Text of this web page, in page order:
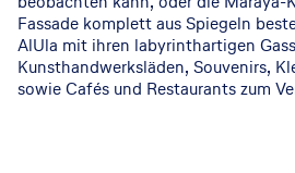
Fassade komplett aus Spiegeln
AlUla mit ihren labyrinthartigen
Kunsthandwerksläden, Souvenirs,
sowie Cafés und Restaurants zum